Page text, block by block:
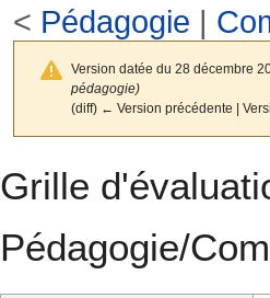
< Pédagogie |
Version datée du 28 décembre
pédagogie)
(diff) ← Version précédente |
à
navigation
à
recherche
Grille
Pédagogie/